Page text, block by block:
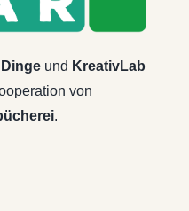
und KreativLab
von
.